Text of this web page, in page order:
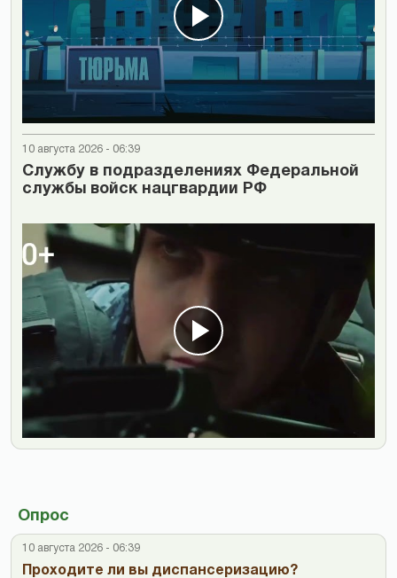
10 августа 2026 - 06:39
Cлужбу в подразделениях Федеральной
службы войск нацгвардии РФ
Опрос
10 августа 2026 - 06:39
Проходите ли вы диспансеризацию?